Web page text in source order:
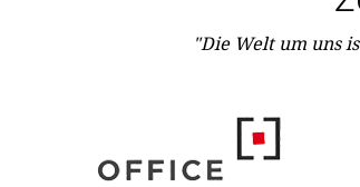
"Die Welt um uns